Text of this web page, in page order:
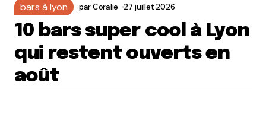
bars à lyon parCoralie 27 juillet 2026
10 bars super cool à Lyon
qui restent ouverts en
août